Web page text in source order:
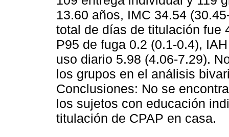
13.60 años, IMC 34.54
total de días de titulación fue
P95 de fuga 0.2 (0.1-0.4),
uso diario 5.98 (4.06-7.29).
los grupos en el análisis
Conclusiones: No se
los sujetos con educación
titulación de CPAP en casa.